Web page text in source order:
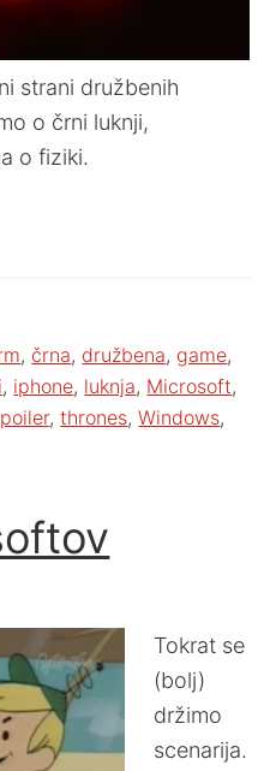
strani družbenih
o črni luknji,
o fiziki.
, črna, družbena, game,
, iphone, luknja, Microsoft,
,thrones,Windows,
Tokrat se
(bolj)
držimo
scenarija.